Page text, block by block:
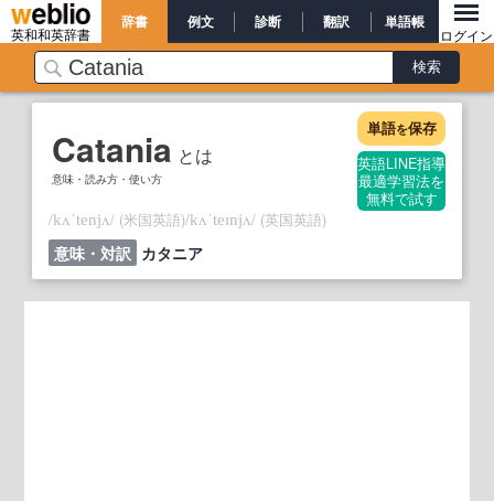
英和和英辞書
辞書 例文 診断 翻訳 単語帳
ログイン
Catania とは
意味・読み方・使い方
単語を保存
英語LINE指導
最適学習法を
無料で試す
/kʌˈtenjʌ/ (米国英語)/kʌˈteɪnjʌ/ (英国英語)
意味・対訳 カタニア